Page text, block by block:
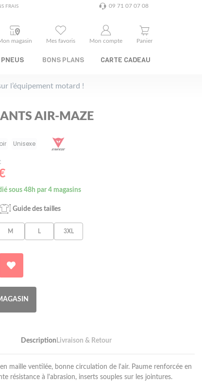
FRAIS 09 71 07 07 08
magasin
Mes favoris Mon compte Panier
PNEUS BONS PLANS CARTE CADEAU
l’équipement motard !
AIR-MAZE
Unisexe
sous 48h par 4 magasins
Guide des tailles
M L 3XL
Description Livraison & Retour
maille ventilée, bonne circulation de l'air. Paume renforcée en
résistance à l'abrasion, inserts souples sur les jointures.